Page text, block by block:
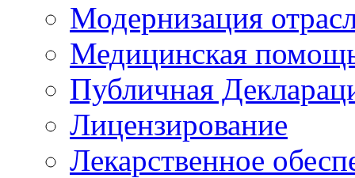
Модернизация
Медицинская
Публичная
Лицензирование
Лекарственное